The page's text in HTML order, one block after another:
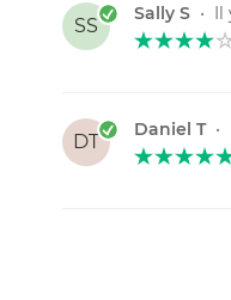
SS
Sally S • Il
DT
Daniel T •